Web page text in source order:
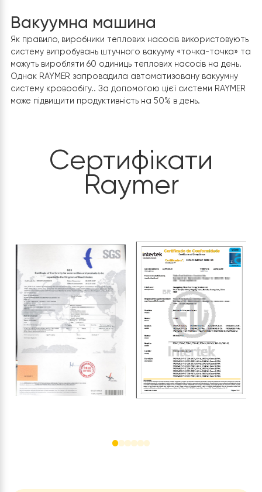
збирати основні компоненти, такі як компресор,
теплообмінник, що може значно підвищити
та стабільність виробництва.
Вакуумна машина
Як правило, виробники теплових насосів
систему випробувань штучного вакууму «точка-
можуть виробляти 60 одиниць теплових насосів на
Однак RAYMER запровадила автоматизовану
систему кровообігу.. За допомогою цієї системи
може підвищити продуктивність на 50% в день.
Сертифікати